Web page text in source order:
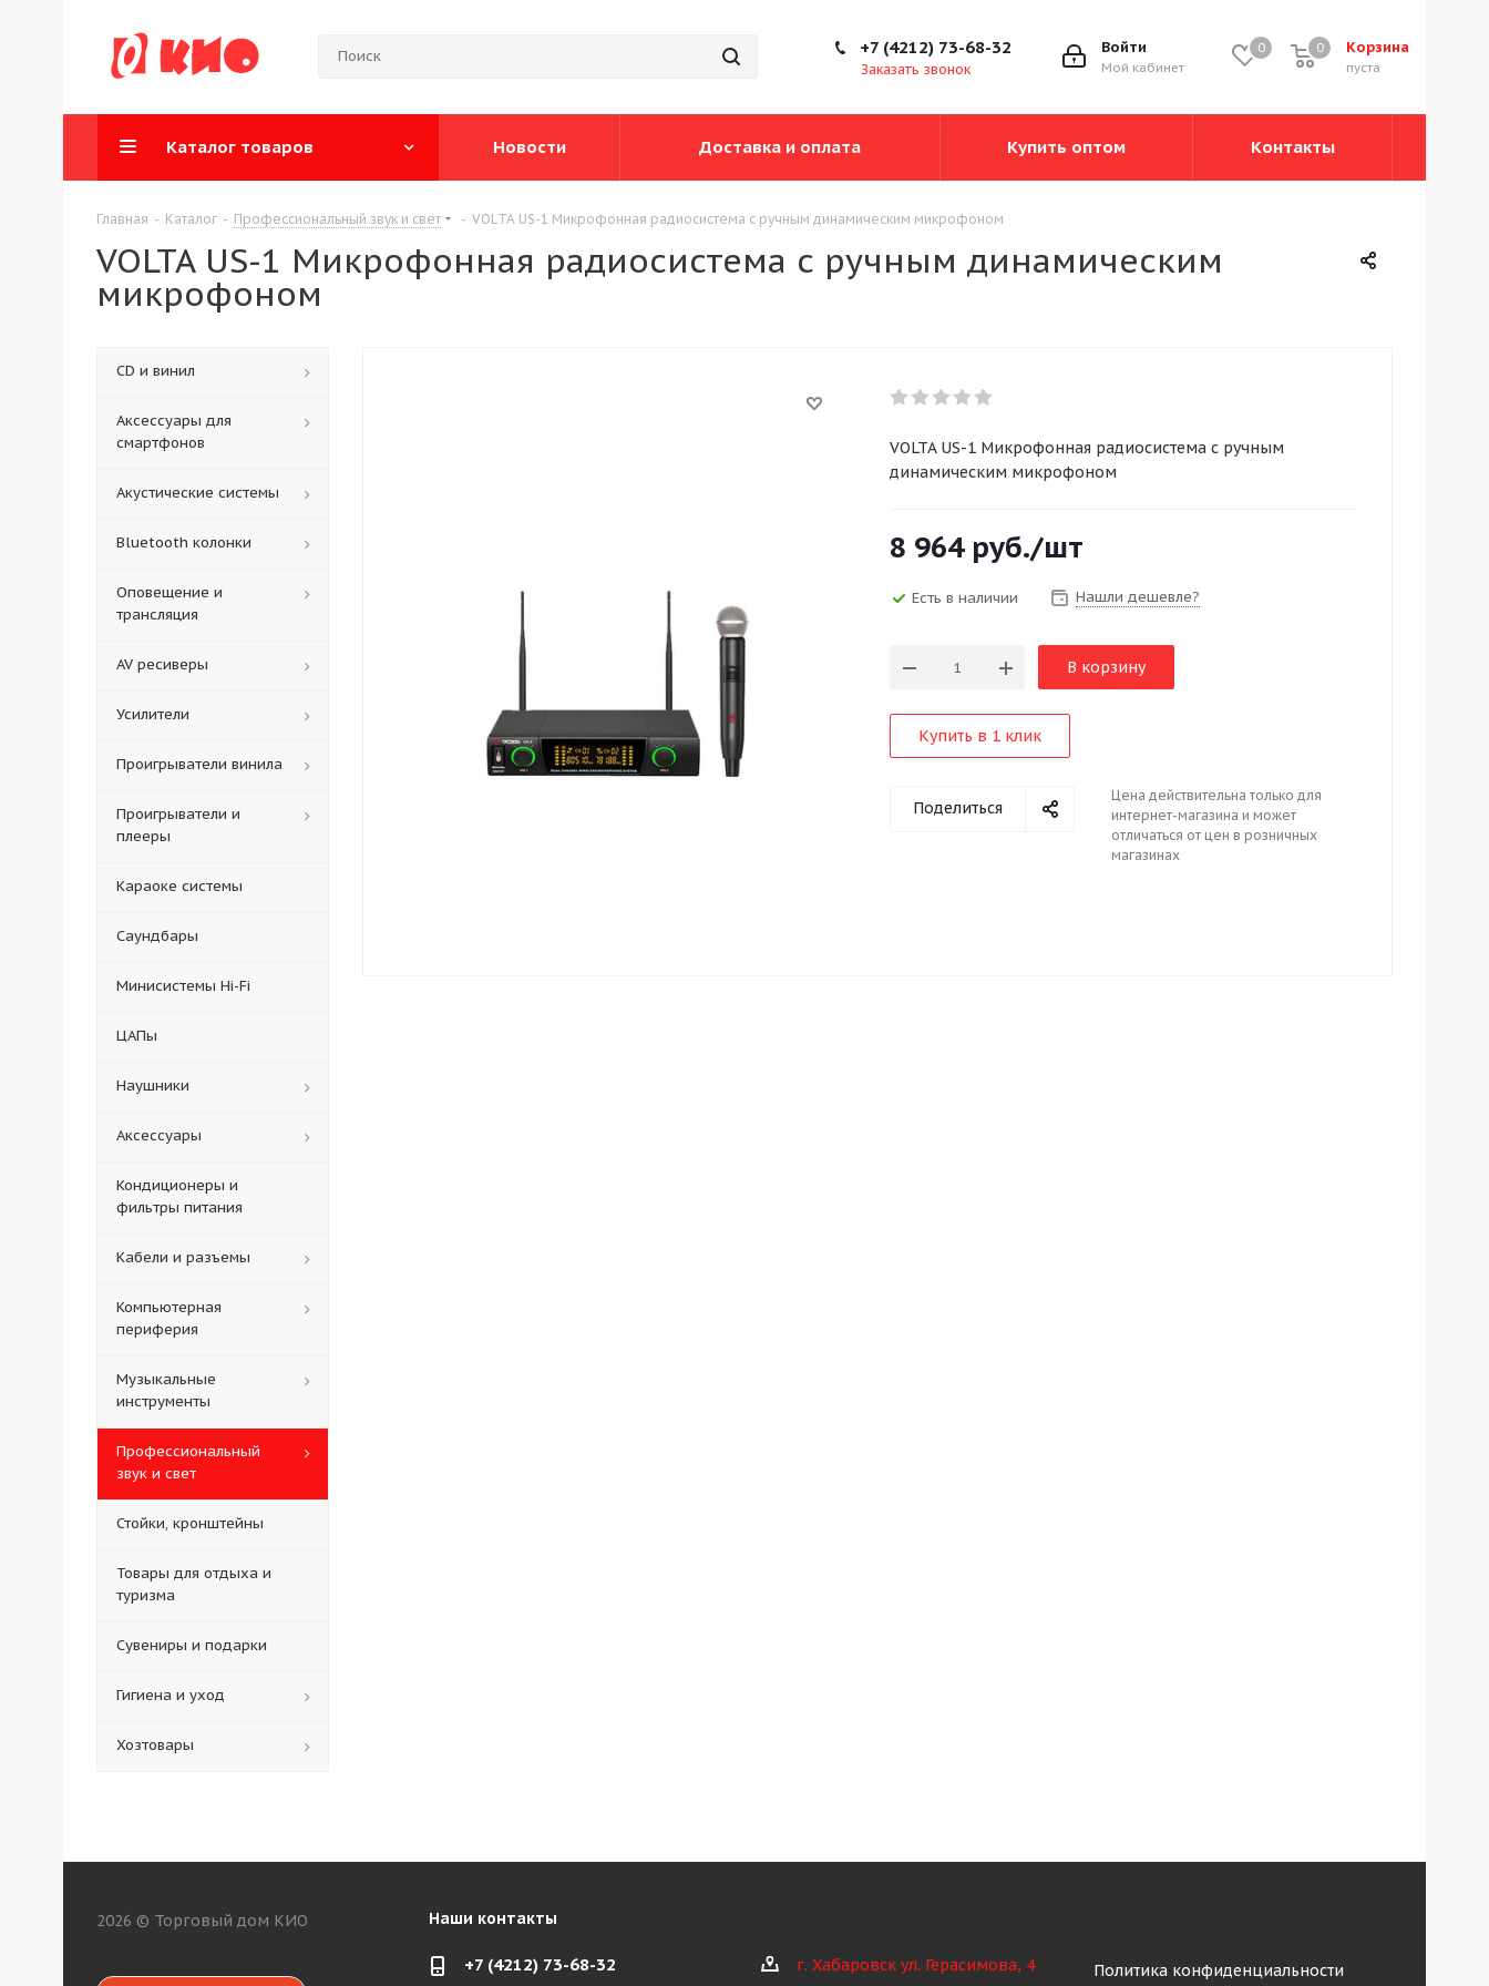
0 Корзина
0
пуста
0
Войти
Мой кабинет
+7 (4212) 73-68-32
Заказать звонок
Каталог товаров Новости Доставка и оплата Купить оптом Контакты
Главная - Каталог - Профессиональный звук и свет - VOLTA US-1 Микрофонная радиосистема с ручным динамическим микрофоном
VOLTA US-1 Микрофонная радиосистема с ручным динамическим
микрофоном
VOLTA US-1 Микрофонная радиосистема с ручным
динамическим микрофоном
8 964руб./шт
Есть в наличии Нашли дешевле?
В корзину
Купить в 1 клик
Поделиться
Цена действительна только для
интернет-магазина и может
отличаться от цен в розничных
магазинах
CD и винил
Аксессуары для
смартфонов
Акустические системы
Bluetooth колонки
Оповещение и
трансляция
AV ресиверы
Усилители
Проигрыватели винила
Проигрыватели и
плееры
Караоке системы
Саундбары
Минисистемы Hi-Fi
ЦАПы
Наушники
Аксессуары
Кондиционеры и
фильтры питания
Кабели и разъемы
Компьютерная
периферия
Музыкальные
инструменты
Профессиональный
звук и свет
Стойки, кронштейны
Товары для отдыха и
туризма
Сувениры и подарки
Гигиена и уход
Хозтовары
2026 © Торговый дом КИО Наши контакты
+7 (4212) 73-68-32 г. Хабаровск ул. Герасимова, 4 Политика конфиденциальности